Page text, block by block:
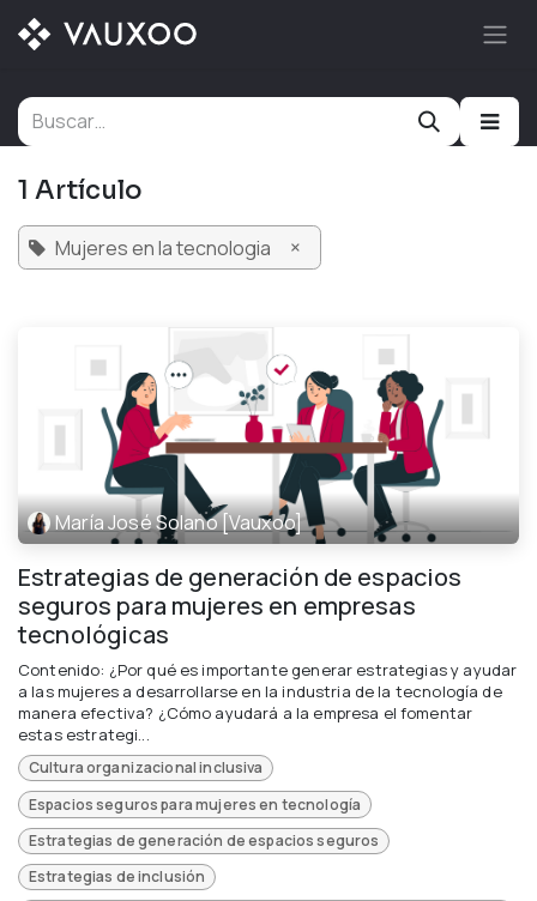
Ir al contenido
1 Artículo
Mujeres en la tecnologia ×
María José Solano [Vauxoo]
Estrategias de generación de espacios
seguros para mujeres en empresas
tecnológicas
Contenido: ¿Por qué es importante generar estrategias y ayudar
a las mujeres a desarrollarse en la industria de la tecnología de
manera efectiva? ¿Cómo ayudará a la empresa el fomentar
estas estrategi...
Cultura organizacional inclusiva
Espacios seguros para mujeres en tecnología
Estrategias de generación de espacios seguros
Estrategias de inclusión